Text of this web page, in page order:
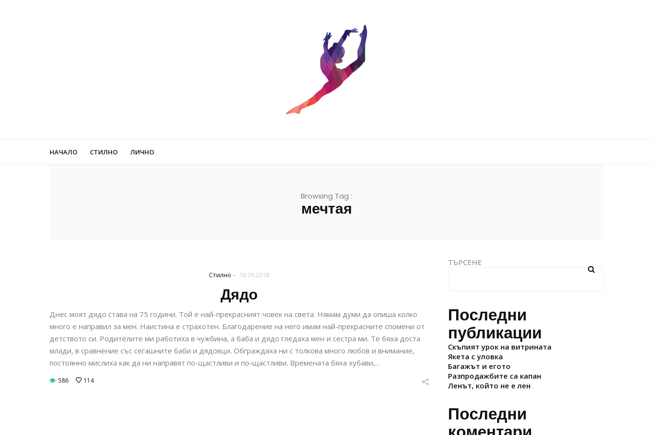
НАЧАЛО СТИЛНО ЛИЧНО
Browsing Tag :
мечтая
Стилно - 18.09.2018
Дядо
Днес моят дядо става на 75 години. Той е най-прекрасният човек на света. Нямам думи да опиша колко
много е направил за мен. Наистина е страхотен. Благодарение на него имам най-прекрасните спомени от
детството си. Родителите ми работиха в чужбина, а баба и дядо гледаха мен и сестра ми. Те бяха доста
млади, в сравнение със сегашните баби и дядовци. Обграждаха ни с толкова много любов и внимание,
постоянно мислиха как да ни направят по-щастливи и по-щастливи. Времената бяха хубави,…
586 114
ТЪРСЕНЕ
Последни
публикации
Скъпият урок на витрината
Якета с уловка
Багажът и егото
Разпродажбите са капан
Ленът, който не е лен
Последни